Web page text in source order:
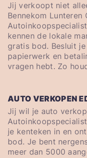
Jij verkoopt niet
Bennekom Lunteren
kennen de lokale
gratis bod. Besluit
papierwerk en
vragen hebt. Zo
AUTO VERKOPEN
Jij wil je auto
je kenteken in en
bod. Je bent
meer dan 5000